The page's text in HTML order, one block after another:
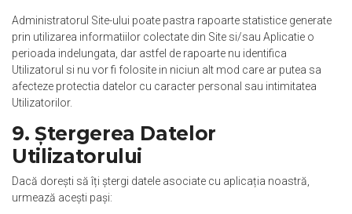
Administratorul Site-ului poate pastra rapoarte statistice generate
prin utilizarea informatiilor colectate din Site si/sau Aplicatie o
perioada indelungata, dar astfel de rapoarte nu identifica
Utilizatorul si nu vor fi folosite in niciun alt mod care ar putea sa
afecteze protectia datelor cu caracter personal sau intimitatea
Utilizatorilor.
9. Ștergerea Datelor
Utilizatorului
Dacă dorești să îți ștergi datele asociate cu aplicația noastră,
urmează acești pași: